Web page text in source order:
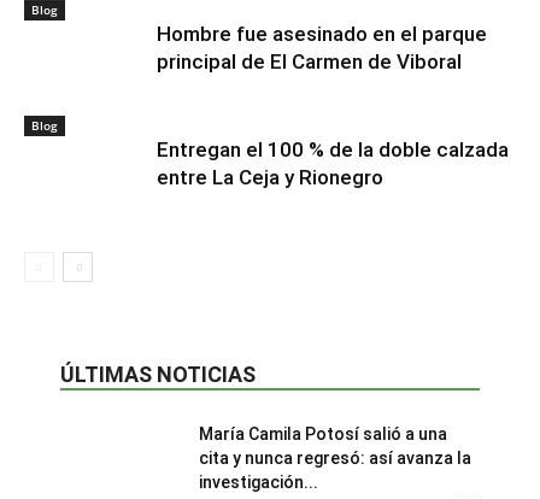
Blog
Hombre fue asesinado en el parque
principal de El Carmen de Viboral
Blog
Entregan el 100 % de la doble calzada
entre La Ceja y Rionegro
ÚLTIMAS NOTICIAS
María Camila Potosí salió a una
cita y nunca regresó: así avanza la
investigación...